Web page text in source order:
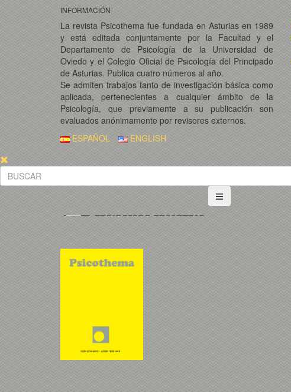
INFORMACIÓN
La revista Psicothema fue fundada en Asturias en 1989
y está editada conjuntamente por la Facultad y el
Departamento de Psicología de la Universidad de
Oviedo y el Colegio Oficial de Psicología del Principado
de Asturias. Publica cuatro números al año.
Se admiten trabajos tanto de investigación básica como
aplicada, pertenecientes a cualquier ámbito de la
Psicología, que previamente a su publicación son
evaluados anónimamente por revisores externos.
ESPAÑOL ENGLISH